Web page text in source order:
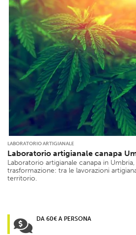
LABORATORIO ARTIGIANALE
Laboratorio artigianale canapa
Laboratorio artigianale canapa in
trasformazione: tra le lavorazioni
territorio.
DA 60€ A PERSONA